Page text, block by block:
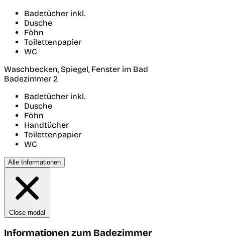
Badetücher inkl.
Dusche
Föhn
Toilettenpapier
WC
Waschbecken, Spiegel, Fenster im Bad
Badezimmer 2
Badetücher inkl.
Dusche
Föhn
Handtücher
Toilettenpapier
WC
Alle Informationen
Close modal
Informationen zum Badezimmer